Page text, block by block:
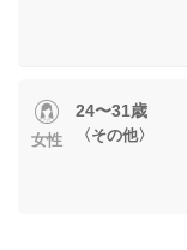
女性
24〜31歳
〈その他〉